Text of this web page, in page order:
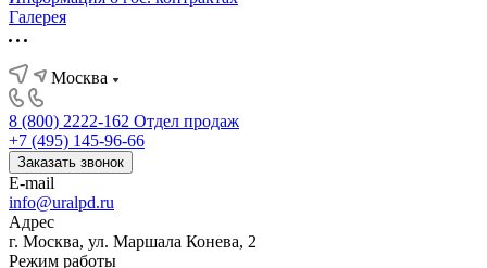
Галерея
Москва
8 (800) 2222-162 Отдел продаж
+7 (495) 145-96-66
Заказать звонок
E-mail
info@uralpd.ru
Адрес
г. Москва, ул. Маршала Конева, 2
Режим работы